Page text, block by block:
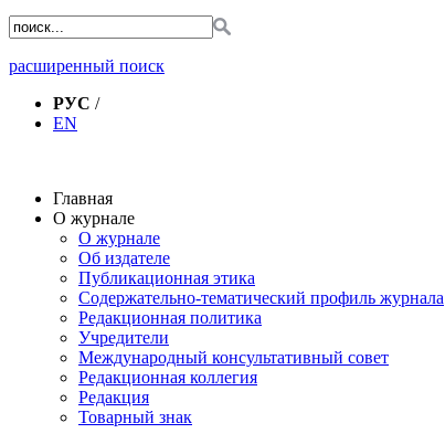
расширенный поиск
РУС /
EN
Главная
О журнале
О журнале
Об издателе
Публикационная этика
Содержательно-тематический профиль журнала
Редакционная политика
Учредители
Международный консультативный совет
Редакционная коллегия
Редакция
Товарный знак